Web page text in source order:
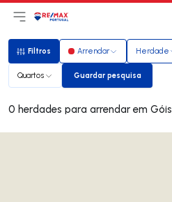
Abri menu principal
LogoIr para página inicial
Filtros
Filtros Arrendar Herdade
Quartos Guardar pesquisa
Guardar pesquisa
0 herdades para arrendar em Góis